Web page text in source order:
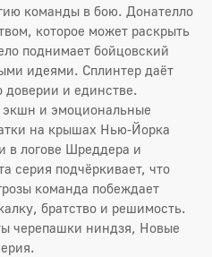
команды в бою. Донателло
которое может раскрыть
поднимает бойцовский
идеями. Сплинтер даёт
доверии и единстве.
экшн и эмоциональные
на крышах Нью-Йорка
в логове Шреддера и
серия подчёркивает, что
команда побеждает
братство и решимость.
черепашки ниндзя, Новые